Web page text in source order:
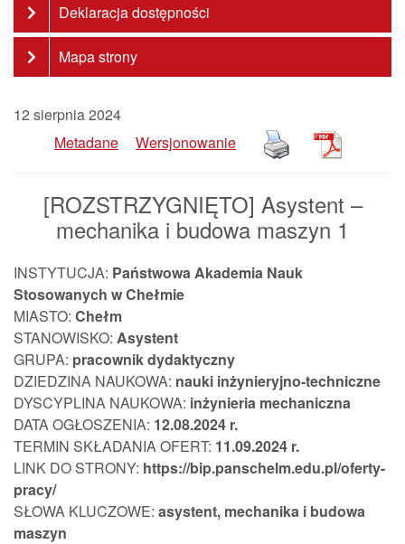
Deklaracja dostępności
Mapa strony
12 sierpnia 2024
Metadane
Wersjonowanie
[ROZSTRZYGNIĘTO] Asystent –
mechanika i budowa maszyn 1
INSTYTUCJA: Państwowa Akademia Nauk
Stosowanych w Chełmie
MIASTO: Chełm
STANOWISKO: Asystent
GRUPA: pracownikdydaktyczny
DZIEDZINA NAUKOWA: nauki inżynieryjno-techniczne
DYSCYPLINA NAUKOWA: inżynieria mechaniczna
DATA OGŁOSZENIA: 12.08.2024 r.
TERMIN SKŁADANIA OFERT: 11.09.2024 r.
LINK DO STRONY: https://bip.panschelm.edu.pl/oferty-
pracy/
SŁOWA KLUCZOWE: asystent, mechanika i budowa
maszyn